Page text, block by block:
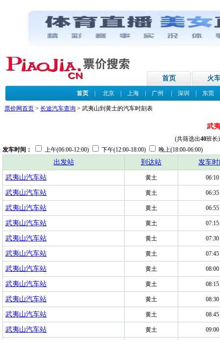
首页 火
首页| 北京| 上海| 广州 深圳 东莞
票价网首页 > 长途汽车查询 > 武夷山到黄土的汽车时刻表
武
(共筛选出40班长
发车时间：
上午(06:00-12:00) 下午(12:00-18:00) 晚上(18:00-06:00)
出发站 到达站 发车
武夷山汽车站 黄土 06:10
武夷山汽车站 黄土 06:35
武夷山汽车站 黄土 06:55
武夷山汽车站 黄土 07:15
武夷山汽车站 黄土 07:30
武夷山汽车站 黄土 07:45
武夷山汽车站 黄土 08:00
武夷山汽车站 黄土 08:15
武夷山汽车站 黄土 08:30
武夷山汽车站 黄土 08:45
武夷山汽车站 黄土 09:00